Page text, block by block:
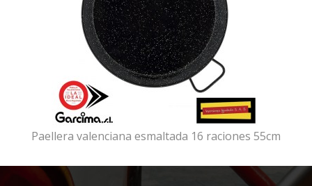
Paellera valenciana esmaltada 16 raciones 55cm